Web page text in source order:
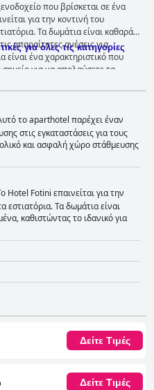
που βρίσκεται σε ένα
για την κοντινή του
Τα δωμάτια είναι καθαρά,
απαραίτητες ανέσεις για
είναι ένα χαρακτηριστικό που
για να απολαύσετε τα
είναι ιδιαίτερα υπερήφανο για
με τους επισκέπτες
εξαιρετικά άνετα καταλύματα.
φιλόξενη και εξυπηρετική
πάντα διαθέσιμο να βοηθήσει τους
το Hotel Fotini είναι μια
μια ήσυχη και οικεία
που κάνουν το κάτι
όλων θα είναι αξέχαστη.
για όλες τις κατηγορίες
το aparthotel παρέχει έναν
στις εγκαταστάσεις για τους
και ασφαλή χώρο στάθμευσης
Hotel Fotini επαινείται για την
εστιατόρια. Τα δωμάτια είναι
καθιστώντας το ιδανικό για
Δείτε Τιμές
Δείτε Τιμές